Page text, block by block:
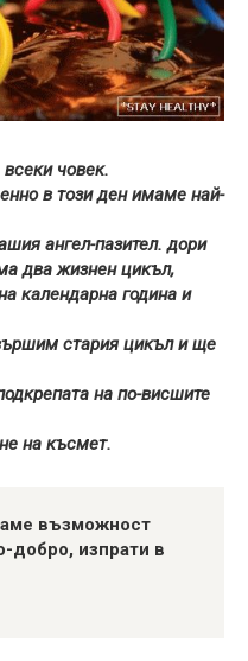
човек.
в този ден имаме най-
ангел-пазител. дори
два жизнен цикъл,
календарна година и
стария цикъл и ще
на по-висшите
на късмет.
възможност
добро, изпрати в